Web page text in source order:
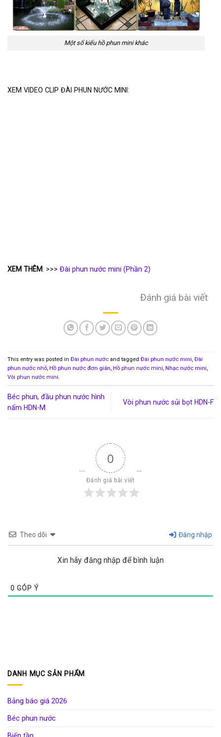
Một số kiểu hồ phun mini khác
XEM VIDEO CLIP ĐÀI PHUN NƯỚC MINI:
XEM THÊM: >>> Đài phun nước mini (Phần 2)
Đánh giá bài viết
This entry was posted in Đài phun nước and tagged Đài phun nước mini, Đài
phun nước nhỏ, Hồ phun nước đơn giản, Hồ phun nước mini, Nhạc nước mini,
Vòi phun nước mini.
Béc phun, đầu phun nước hình
nấm HDN-M
Vòi phun nước sủi bọt HDN-F
0
Đánh giá bài viết
Theo dõi Đăng nhập
Xin hãy đăng nhập để bình luận
0 GÓP Ý
DANH MỤC SẢN PHẨM
Bảng báo giá 2026
Béc phun nước
Biến tần